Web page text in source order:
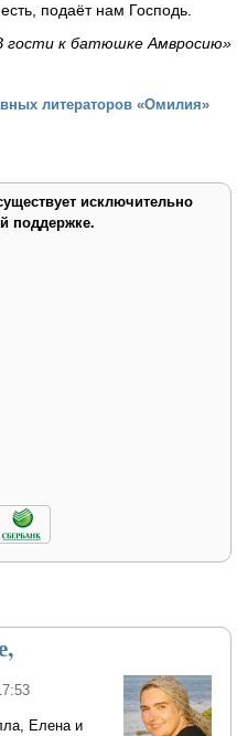
подаёт нам Господь.
гости к батюшке Амвросию»
литераторов «Омилия»
исключительно
поддержке.
Елена и